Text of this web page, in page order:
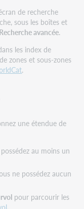
de recherche
sous les boîtes et
Recherche avancée.
les index de
zones et sous-zones
.
une étendue de
au moins un
ne possédez aucun
pour parcourir les
.